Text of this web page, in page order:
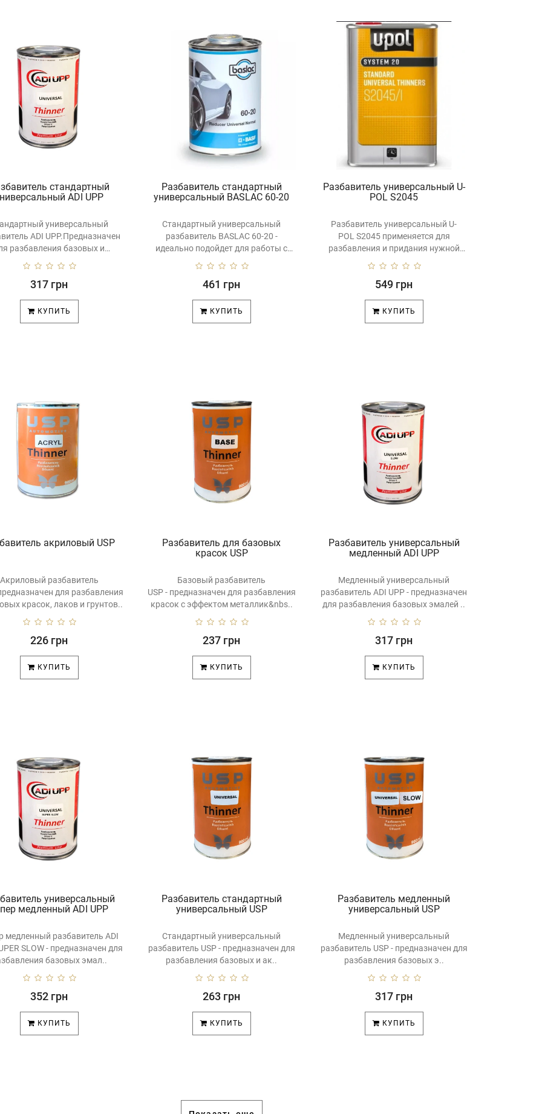
стандартный
ADI UPP
универсальный
ADI UPP.Предназначен
разбавления базовых и
акриловых эмале..
317 грн
КУПИТЬ
Разбавитель стандартный
универсальный BASLAC 60-20
Стандартный универсальный
разбавитель BASLAC 60-20 -
идеально подойдет для работы с
лаком и гру..
461 грн
КУПИТЬ
Разбавитель универсальный U-
POL S2045
Разбавитель универсальный U-
POL S2045 применяется для
разбавления и придания нужной
вязкос..
549 грн
КУПИТЬ
акриловый USP
Акриловый разбавитель
для разбавления
красок, лаков и грунтов..
226 грн
КУПИТЬ
Разбавитель для базовых
красок USP
Базовый разбавитель
USP - предназначен для разбавления
красок с эффектом металлик&nbs..
237 грн
КУПИТЬ
Разбавитель универсальный
медленный ADI UPP
Медленный универсальный
разбавитель ADI UPP - предназначен
для разбавления базовых эмалей ..
317 грн
КУПИТЬ
универсальный
супер медленный ADI UPP
медленный разбавитель ADI
SLOW - предназначен для
базовых эмал..
352 грн
КУПИТЬ
Разбавитель стандартный
универсальный USP
Стандартный универсальный
разбавитель USP - предназначен для
разбавления базовых и ак..
263 грн
КУПИТЬ
Разбавитель медленный
универсальный USP
Медленный универсальный
разбавитель USP - предназначен для
разбавления базовых э..
317 грн
КУПИТЬ